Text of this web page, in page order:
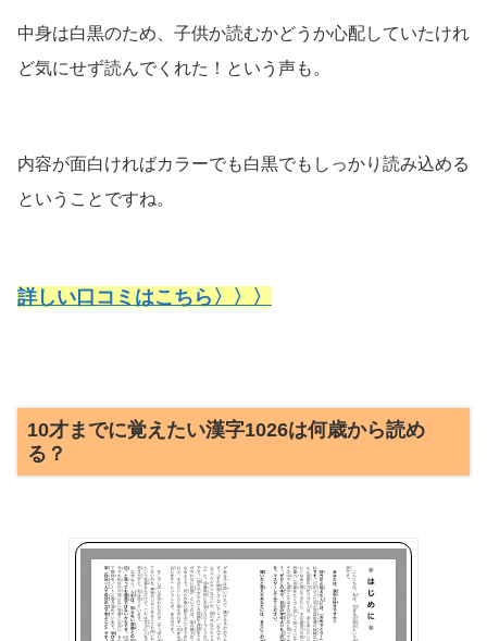
中身は白黒のため、子供か読むかどうか心配していたけれ
ど気にせず読んでくれた！という声も。
内容が面白ければカラーでも白黒でもしっかり読み込める
ということですね。
詳しい口コミはこちら〉〉〉
10才までに覚えたい漢字1026は何歳から読め
る？